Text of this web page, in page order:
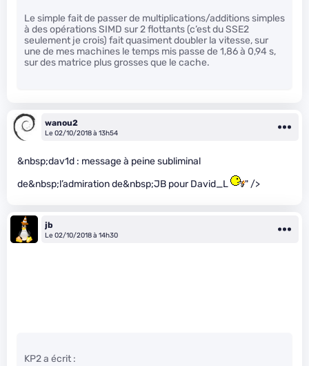
Le simple fait de passer de multiplications/additions simples
à des opérations SIMD sur 2 flottants (c’est du SSE2
seulement je crois) fait quasiment doubler la vitesse, sur
une de mes machines le temps mis passe de 1,86 à 0,94 s,
sur des matrice plus grosses que le cache.
wanou2
Le 02/10/2018 à 13h54
&nbsp;dav1d : message à peine subliminal
de&nbsp;l’admiration de&nbsp;JB pour David_L
" />
jb
Le 02/10/2018 à 14h30
KP2 a écrit :